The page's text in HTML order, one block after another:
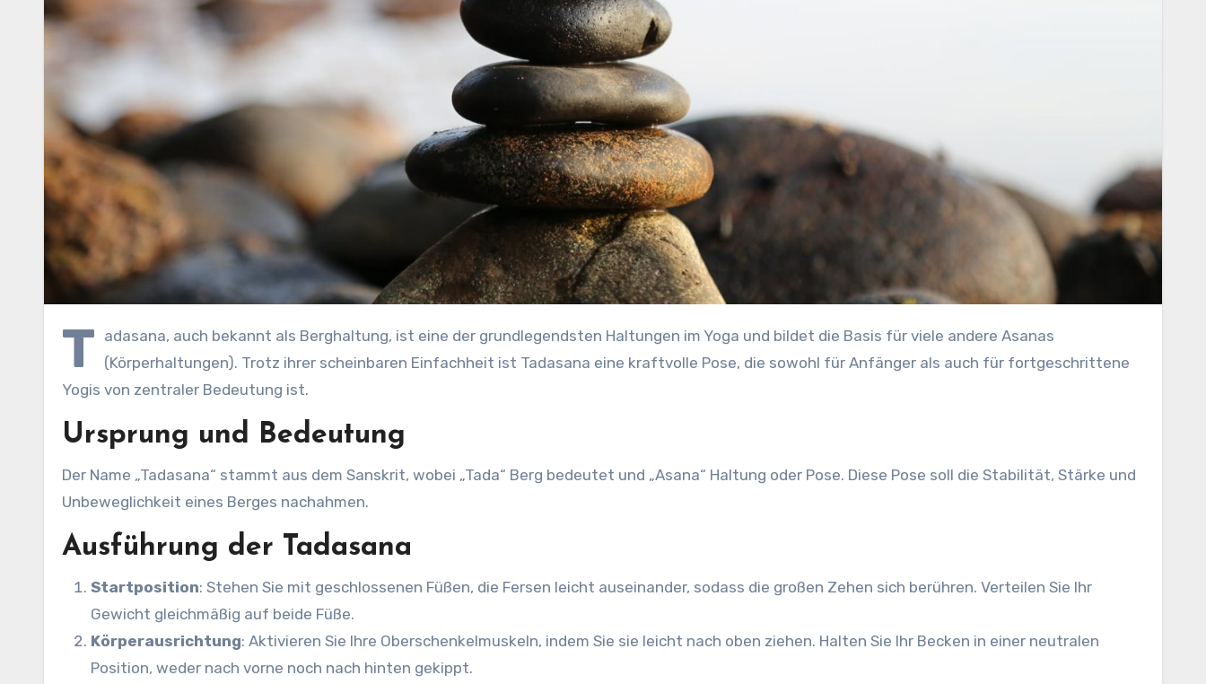
T adasana, auch bekannt als Berghaltung, ist eine der grundlegendsten Haltungen im Yoga und bildet die Basis für viele andere Asanas
(Körperhaltungen). Trotz ihrer scheinbaren Einfachheit ist Tadasana eine kraftvolle Pose, die sowohl für Anfänger als auch für fortgeschrittene
Yogis von zentraler Bedeutung ist.
Ursprung und Bedeutung
Der Name „Tadasana“ stammt aus dem Sanskrit, wobei „Tada“ Berg bedeutet und „Asana“ Haltung oder Pose. Diese Pose soll die Stabilität, Stärke und
Unbeweglichkeit eines Berges nachahmen.
Ausführung der Tadasana
Startposition: Stehen Sie mit geschlossenen Füßen, die Fersen leicht auseinander, sodass die großen Zehen sich berühren. Verteilen Sie Ihr
Gewicht gleichmäßig auf beide Füße.
Körperausrichtung: Aktivieren Sie Ihre Oberschenkelmuskeln, indem Sie sie leicht nach oben ziehen. Halten Sie Ihr Becken in einer neutralen
Position, weder nach vorne noch nach hinten gekippt.